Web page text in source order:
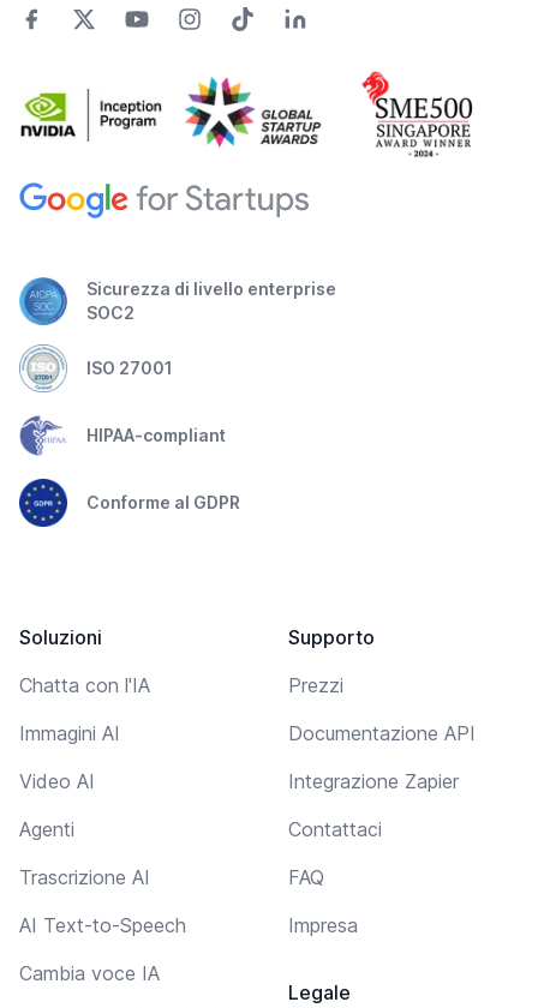
Sicurezza di livello enterprise
SOC2
ISO 27001
HIPAA-compliant
Conforme al GDPR
Soluzioni
Chatta con l'IA
Immagini AI
Video AI
Agenti
Trascrizione AI
AI Text-to-Speech
Cambia voce IA
Supporto
Prezzi
Documentazione API
Integrazione Zapier
Contattaci
FAQ
Impresa
Legale